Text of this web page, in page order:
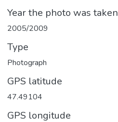
Year the photo was taken
2005/2009
Type
Photograph
GPS latitude
47.49104
GPS longitude